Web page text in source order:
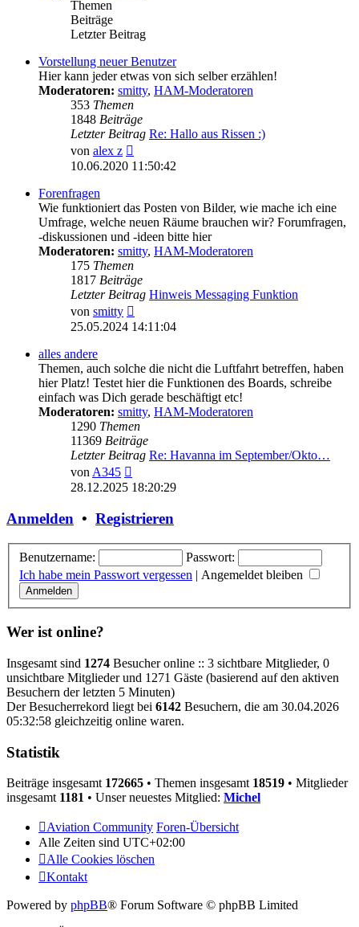
Themen
Beiträge
Letzter Beitrag
Vorstellung neuer Benutzer
Hier kann jeder etwas von sich selber erzählen!
Moderatoren: smitty, HAM-Moderatoren
353 Themen
1848 Beiträge
Letzter Beitrag Re: Hallo aus Rissen :)
von alex z
Beitrag
10.06.2020 11:50:42
Forenfragen
Wie funktioniert das Posten von Bilder, wie mache ich eine
Umfrage, welche neuen Räume brauchen wir? Forumfragen,
-diskussionen und -ideen bitte hier
Moderatoren: smitty, HAM-Moderatoren
175 Themen
1817 Beiträge
Letzter Beitrag Hinweis Messaging Funktion
von smitty
Beitrag
25.05.2024 14:11:04
alles andere
Themen, auch solche die nicht die Luftfahrt betreffen, haben
hier Platz! Testet hier die Funktionen des Boards, schreibe
einfach was Dich gerade beschäftigt etc!
Moderatoren: smitty, HAM-Moderatoren
1290 Themen
11369 Beiträge
Letzter Beitrag Re: Havanna im September/Okto…
vonA345
Beitrag
28.12.2025 18:20:29
Anmelden • Registrieren
Benutzername:
Passwort:
Ich habe mein Passwort vergessen | Angemeldet bleiben
Wer ist online?
Insgesamt sind 1274 Besucher online :: 3 sichtbare Mitglieder, 0
unsichtbare Mitglieder und 1271 Gäste (basierend auf den aktiven
Besuchern der letzten 5 Minuten)
Der Besucherrekord liegt bei 6142 Besuchern, die am 30.04.2026
05:32:58 gleichzeitig online waren.
Statistik
Beiträge insgesamt 172665 • Themen insgesamt 18519 • Mitglieder
insgesamt 1181 • Unser neuestes Mitglied: Michel
Aviation Community Foren-Übersicht
Alle Zeiten sind UTC+02:00
Alle Cookies löschen
Kontakt
Powered by phpBB® Forum Software © phpBB Limited